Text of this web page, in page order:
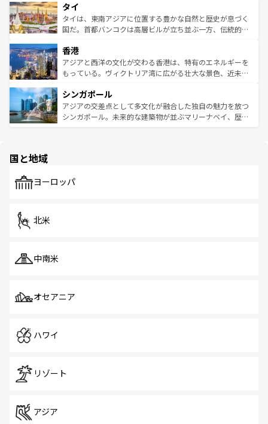
リティに包まれながら、韓国の多彩な魅力を心ゆくまで味
わってみてほしい。 なお、新着の韓国情報はコンテンツ一
覧を参照してほしい。
急速な発展と共に伝統が息づく。ハノイの古い町並みやホ
ーチミン市のフランス統治時代の建物も、独特の雰囲気を
醸し出している。また、バラエティの豊かさとおいしさで
とつ。フォーやバインミー、ベトナムコーヒーなどは、ぜ
ひ現地で味わいたい。どの地域を訪れてもあたたかい人々
が旅行者を迎えてくれるので、きっと忘れられない旅にな
参照してほしい。
タイ
タイは、東南アジアに位置する豊かな自然と歴史が息づく
国だ。首都バンコクは高層ビルが立ち並ぶ一方、伝統的な
の活気が交差している。北部ではチェンマイなどの山岳地
帯で自然と触れ合い、南部ではプーケットやクラビの美し
いビーチでリゾート気分を楽しむことができる。タイ料理
激する。気候は一年中温暖で、どの季節にも異なる楽しみ
が待っている。親しみやすいタイの人々、仏教を中心とし
た文化、そして多様な観光資源が、訪れる旅人を魅了し続
香港
アジアと西洋の文化が交わる香港は、特有のエネルギーを
もっている。ヴィクトリア湾に広がる壮大な景色、近未来
み、どこを訪れても感動するはず。観光スポットが密集し
ており、効率よく見どころを回れるのも魅力。息をのむよ
うな絶景から文化的な体験まで、香港を存分に楽しみ尽く
シンガポール
アジアの交差点として多文化が融合した独自の魅力を放つ
シンガポール。未来的な建築物が並ぶマリーナベイ、歴史
で、ホーカーズは地元の風情を楽しめる外せないスポット
国と地域
ヨーロッパ
北米
中南米
オセアニア
ハワイ
リゾート
アジア